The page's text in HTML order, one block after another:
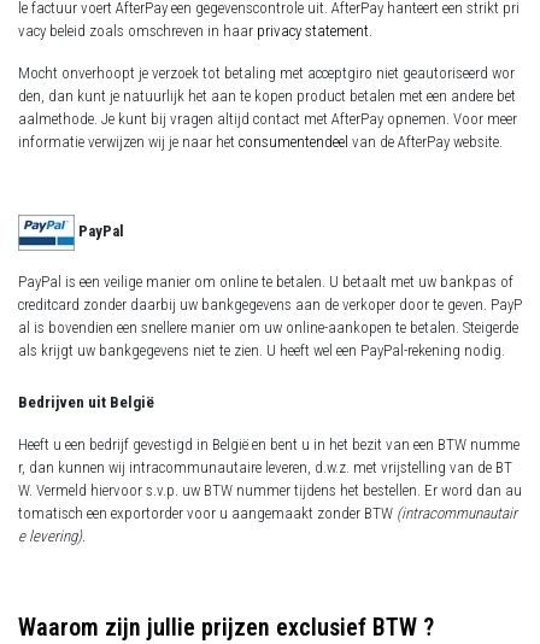
le factuur voert AfterPay een gegevenscontrole uit. AfterPay hanteert een strikt pri
vacy beleid zoals omschreven in haar privacy statement.
Mocht onverhoopt je verzoek tot betaling met acceptgiro niet geautoriseerd wor
den, dan kunt je natuurlijk het aan te kopen product betalen met een andere bet
aalmethode. Je kunt bij vragen altijd contact met AfterPay opnemen. Voor meer
informatie verwijzen wij je naar het consumentendeel van de AfterPay website.
PayPal
PayPal is een veilige manier om online te betalen. U betaalt met uw bankpas of
creditcard zonder daarbij uw bankgegevens aan de verkoper door te geven. PayP
al is bovendien een snellere manier om uw online-aankopen te betalen. Steigerde
als krijgt uw bankgegevens niet te zien. U heeft wel een PayPal-rekening nodig.
Bedrijven uit België
Heeft u een bedrijf gevestigd in België en bent u in het bezit van een BTW numme
r, dan kunnen wij intracommunautaire leveren, d.w.z. met vrijstelling van de BT
W. Vermeld hiervoor s.v.p. uw BTW nummer tijdens het bestellen. Er word dan au
tomatisch een exportorder voor u aangemaakt zonder BTW (intracommunautair
e levering).
Waarom zijn jullie prijzen exclusief BTW ?